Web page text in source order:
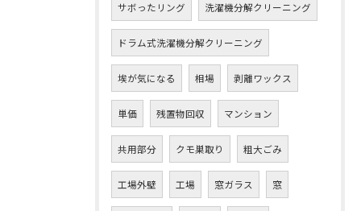
サボったリング 洗濯機分解クリーニング
ドラム式洗濯機分解クリーニング
埃が気になる 相場 剥離ワックス
単価 残置物回収 マンション
共用部分 クモ巣取り 粗大ごみ
工場外壁 工場 窓ガラス 窓